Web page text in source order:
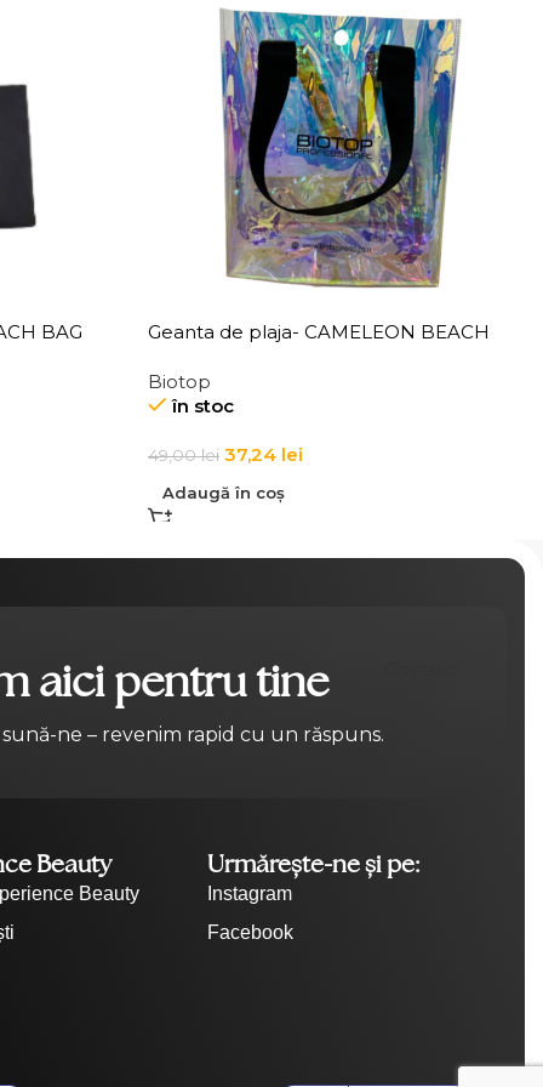
BAG
Geanta de plaja- CAMELEON BEACH
Biotop
în stoc
49,00lei 37,24 lei
Adaugă în coș
aici pentru tine
ne – revenim rapid cu un răspuns.
Beauty
Beauty
Urmărește-ne și pe:
Instagram
Facebook